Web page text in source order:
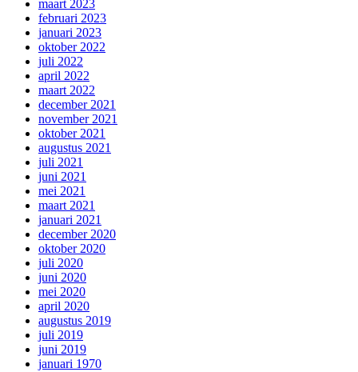
maart 2023
februari 2023
januari 2023
oktober 2022
juli 2022
april 2022
maart 2022
december 2021
november 2021
oktober 2021
augustus 2021
juli 2021
juni 2021
mei 2021
maart 2021
januari 2021
december 2020
oktober 2020
juli 2020
juni 2020
mei 2020
april 2020
augustus 2019
juli 2019
juni 2019
januari 1970